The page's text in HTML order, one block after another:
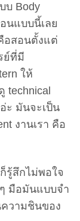
บ Body
นแบบนี้เลย
อสอนตั้งแต่
ย์ที่มี
ให้
technical
ะ มันจะเป็น
งานเรา คือ
รู้สึกไม่พอใจ
มือมันแบบจำ
วามชินของ